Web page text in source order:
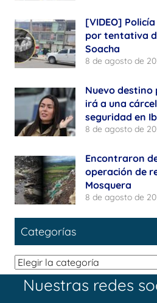
[VIDEO]
por tentativa
Soacha
8 de agosto de
Nuevo destino
irá a una
seguridad en
8 de agosto de
Encontraron
operación de
Mosquera
8 de agosto de
Categorías
Categorías
Nuestras redes